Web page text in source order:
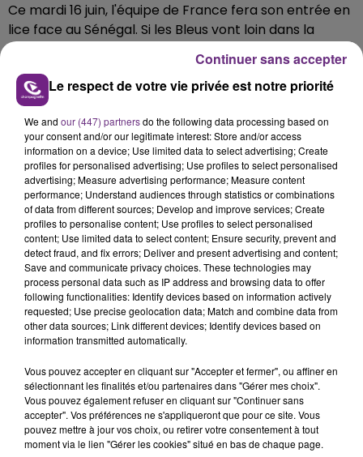
Ce mardi 16 juin, l'équipe de France fera son entrée en
lice face au Sénégal. Si les Bleus vont loin dans la
compétition, ils le devront en partie à la société
marnaise Cryotera, Elle propose des chambres de
cryothérapie, un dispositif spécial pour optimiser la
récupération et prévenir les blessures.
TITRES DIFFUSÉS
13h26
13h26 13h23
13h23
Le respect de votre vie privée est notre priorité
We and our (447) partnersdo the following data processing based on
your consent and/or our legitimate interest: Store and/or access
information on a device; Use limited data to select advertising; Create
profiles for personalised advertising; Use profiles to select personalised
advertising; Measure advertising performance; Measure content
performance; Understand audiences through statistics or combinations
of data from different sources; Develop and improve services; Create
profiles to personalise content; Use profiles to select personalised
content; Use limited data to select content; Ensure security, prevent and
detect fraud, and fix errors; Deliver and present advertising and content;
Save and communicate privacy choices. These technologies may
process personal data such as IP address and browsing data to offer
following functionalities: Identify devices based on information actively
requested; Use precise geolocation data; Match and combine data from
other data sources; Link different devices; Identify devices based on
information transmitted automatically.
Vous pouvez accepter en cliquant sur "Accepter et fermer", ou affiner en
sélectionnant les finalités et/ou partenaires dans "Gérer mes choix".
Vous pouvez également refuser en cliquant sur "Continuer sans
accepter". Vos préférences ne s'appliqueront que pour ce site. Vous
pouvez mettre à jour vos choix, ou retirer votre consentement à tout
moment via le lien "Gérer les cookies" situé en bas de chaque page.
Continuer sans accepter